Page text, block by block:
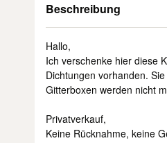
Beschreibung
Hallo,
Ich verschenke hier diese
Dichtungen vorhanden.
Gitterboxen werden nicht
Privatverkauf,
Keine Rücknahme, keine